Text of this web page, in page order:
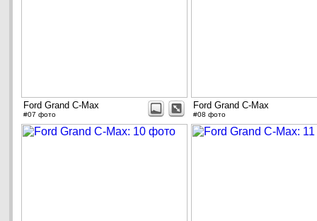
Ford Grand C-Max
#07 фото
Ford Grand C-Max
#08 фото